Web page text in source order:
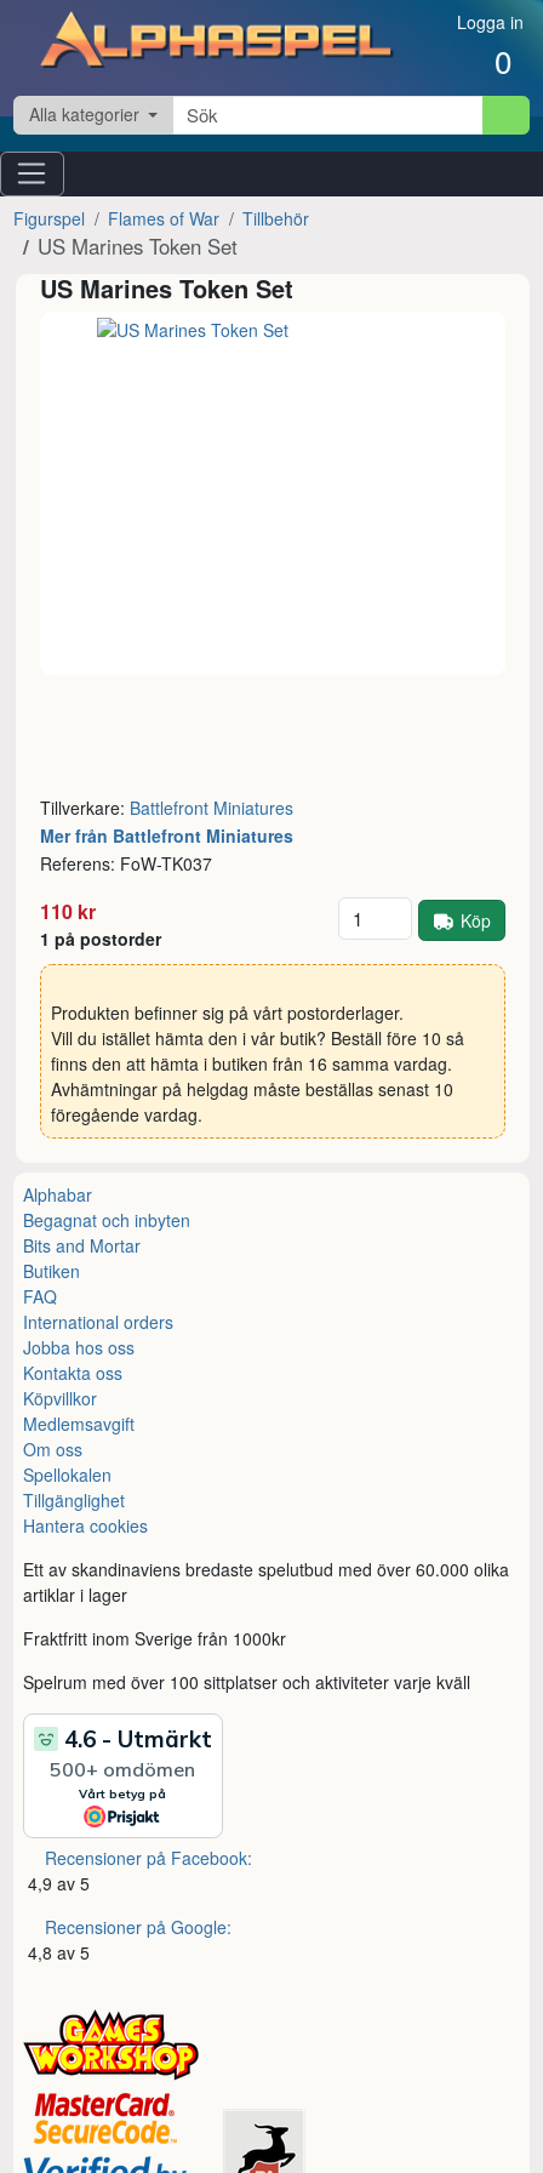
Hoppa till innehåll Logga in
0
Alla kategorier
Figurspel Flames of War Tillbehör
US Marines Token Set
US Marines Token Set
Tillverkare: Battlefront Miniatures
Mer från Battlefront Miniatures
Referens: FoW-TK037
110 kr
1 på postorder
Antal Köp
Produkten befinner sig på vårt postorderlager.
Vill du istället hämta den i vår butik? Beställ före 10 så
finns den att hämta i butiken från 16 samma vardag.
Avhämtningar på helgdag måste beställas senast 10
föregående vardag.
Alphabar
Begagnat och inbyten
Bits and Mortar
Butiken
FAQ
International orders
Jobba hos oss
Kontakta oss
Köpvillkor
Medlemsavgift
Om oss
Spellokalen
Tillgänglighet
Hantera cookies
Ett av skandinaviens bredaste spelutbud med över 60.000 olika
artiklar i lager
Fraktfritt inom Sverige från 1000kr
Spelrum med över 100 sittplatser och aktiviteter varje kväll
Recensioner på Facebook:
4,9 av 5
Recensioner på Google:
4,8 av 5